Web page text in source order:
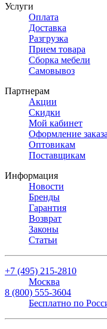
Услуги
Оплата
Доставка
Разгрузка
Прием товара
Сборка мебели
Самовывоз
Партнерам
Акции
Скидки
Мой кабинет
Оформление заказа
Оптовикам
Поставщикам
Информация
Новости
Бренды
Гарантия
Возврат
Законы
Статьи
+7 (495) 215-2810
Москва
8 (800) 555-3604
Бесплатно по